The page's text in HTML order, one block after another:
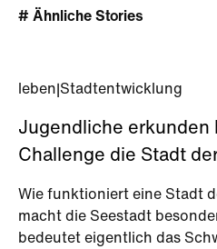
# Ähnliche Stories
leben Stadtentwicklung
Jugendliche erkunden
Challenge die Stadt
Wie funktioniert eine Stadt
macht die Seestadt
bedeutet eigentlich das